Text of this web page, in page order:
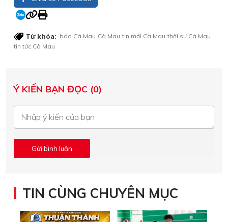
Từ khóa: báo Cà Mau Cà Mau tin mới Cà Mau thời sự Cà Mau
tin tức Cà Mau
Ý KIẾN BẠN ĐỌC (0)
TIN CÙNG CHUYÊN MỤC